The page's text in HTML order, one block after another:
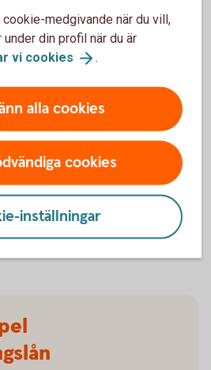
906 kronor. Antalet
stycken.
månatliga aviseringar, utan
eller aviseringskostnad,
Nyckelkund och aviseras
tillkommer
på 650 kronor. Vid postala
kostnad på 45 kronor i
kan komma att
som du ska betala om du till
i annan valuta än lånet.
medgivande när du vill,
din profil när du är
vi cookies .
alla cookies
cookies
inställningar